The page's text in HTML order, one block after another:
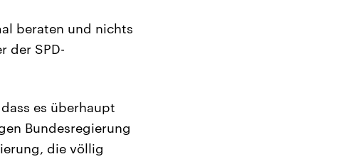
beraten und nichts
der SPD-
es überhaupt
Bundesregierung
die völlig